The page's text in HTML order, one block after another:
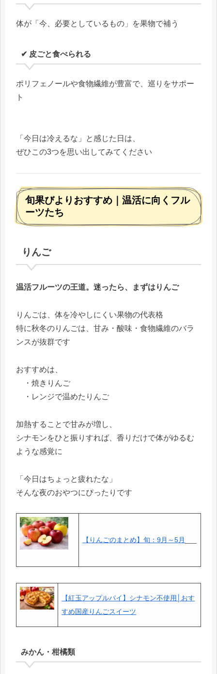
体が「今、必要としているもの」を果物で補う
✔ 皮ごと食べられる
ポリフェノールや食物繊維が豊富で、巡りをサポー
ト
「今日は冷えるな」と感じた日は、
ぜひこの3つを思い出してみてください
旬果びよりおすすめ｜温活に向くフル
ーツたち
りんご
温活フルーツの王道。迷ったら、まずはりんご
りんごは、体を冷やしにくい果物の代表格
特に秋冬のりんごは、甘み・酸味・食物繊維のバラ
ンスが抜群です
おすすめは、
・焼きりんご
・レンジで温めたりんご
加熱することで甘みが増し、
シナモンをひと振りすれば、香りだけで体がゆるむ
ような感覚に
「今日はちょっと疲れたな」
そんな夜のおやつにぴったりです
【りんごのまとめ】旬：9月～5月
【紅玉アップルパイ】シナモン不使用│おす
すめ国産りんごスイーツ
みかん・柑橘類